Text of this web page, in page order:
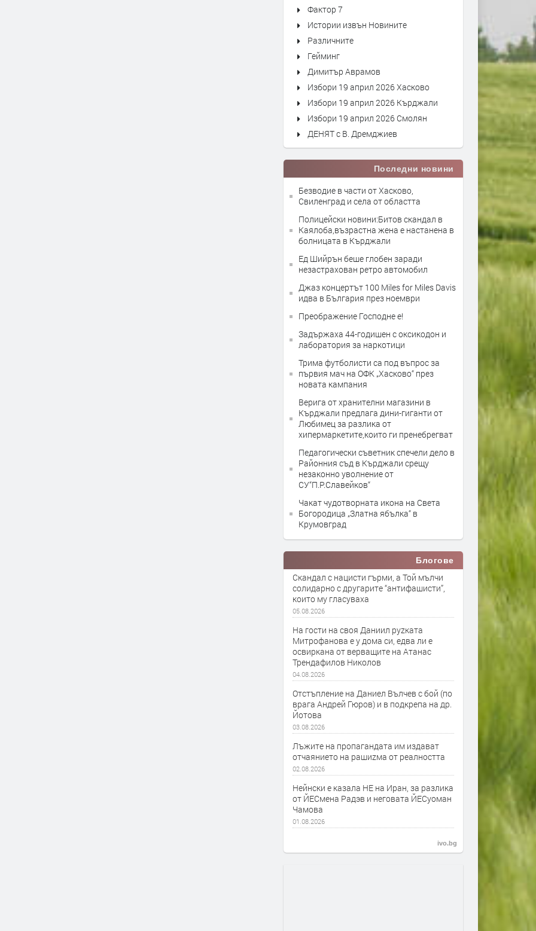
Фактор 7
Истории извън Новините
Различните
Гейминг
Димитър Аврамов
Избори 19 април 2026 Хасково
Избори 19 април 2026 Кърджали
Избори 19 април 2026 Смолян
ДЕНЯТ с В. Дремджиев
Последни новини
Безводие в части от Хасково,
Свиленград и села от областта
Полицейски новини:Битов скандал в
Каялоба,възрастна жена е настанена в
болницата в Кърджали
Ед Шийрън беше глобен заради
незастрахован ретро автомобил
Джаз концертът 100 Miles for Miles Davis
идва в България през ноември
Преображение Господне е!
Задържаха 44-годишен с оксикодон и
лаборатория за наркотици
Трима футболисти са под въпрос за
първия мач на ОФК „Хасково“ през
новата кампания
Верига от хранителни магазини в
Кърджали предлага дини-гиганти от
Любимец за разлика от
хипермаркетите,които ги пренебрегват
Педагогически съветник спечели дело в
Районния съд в Кърджали срещу
незаконно уволнение от
СУ“П.Р.Славейков“
Чакат чудотворната икона на Света
Богородица „Златна ябълка“ в
Крумовград
Блогове
Скандал с нацисти гърми, а Той мълчи
солидарно с другарите “антифашисти”,
които му гласуваха
05.08.2026
На гости на своя Даниил руzката
Митрофанова е у дома си, едва ли е
освиркана от верващите на Атанас
Трендафилов Николов
04.08.2026
Отстъпление на Даниел Вълчев с бой (по
врага Андрей Гюров) и в подкрепа на др.
Йотова
03.08.2026
Лъжите на пропагандата им издават
отчаянието на рашиzма от реалността
02.08.2026
Нейнски е казала НЕ на Иран, за разлика
от ЙЕСмена Радэв и неговата ЙЕСуоман
Чамова
01.08.2026
ivo.bg